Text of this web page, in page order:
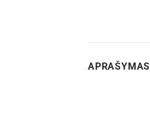
APRAŠYMAS